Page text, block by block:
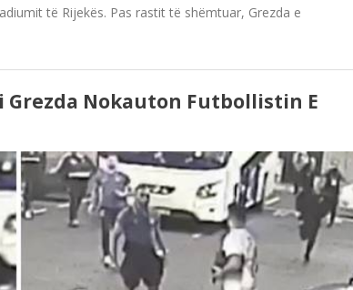
të Rijekës. Pas rastit të shëmtuar, Grezda e
Grezda Nokauton Futbollistin E